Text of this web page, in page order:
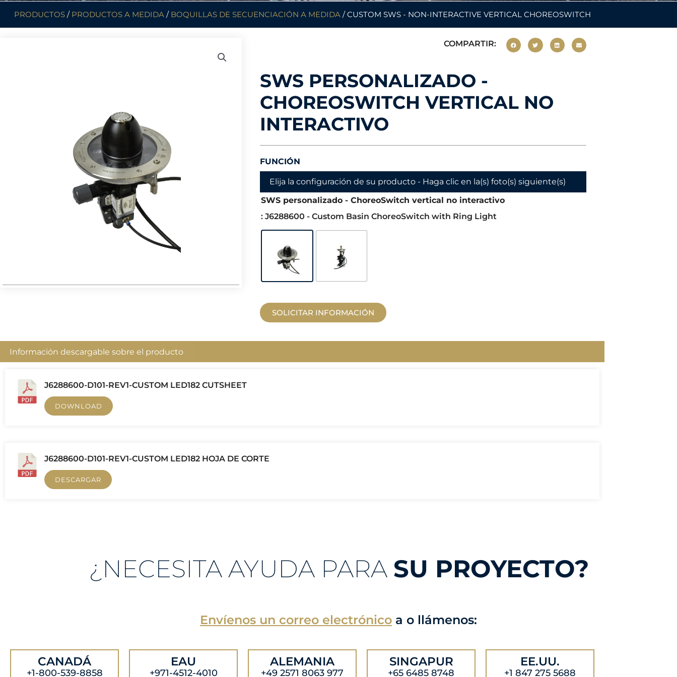
PRODUCTOS/ PRODUCTOS A MEDIDA/ BOQUILLAS DE SECUENCIACIÓN A MEDIDA/ CUSTOM SWS - NON-INTERACTIVE VERTICAL CHOREOSWITCH
COMPARTIR:
SWS PERSONALIZADO -
CHOREOSWITCH VERTICAL NO
INTERACTIVO
FUNCIÓN
Elija la configuración de su producto - Haga clic en la(s) foto(s) siguiente(s)
SWS personalizado - ChoreoSwitch vertical no interactivo
: J6288600 - Custom Basin ChoreoSwitch with Ring Light
SOLICITAR INFORMACIÓN
Información descargable sobre el producto
J6288600-D101-REV1-CUSTOM LED182 CUTSHEET
DOWNLOAD
J6288600-D101-REV1-CUSTOM LED182 HOJA DE CORTE
DESCARGAR
¿NECESITA AYUDA PARA SU PROYECTO?
Envíenos un correo electrónico a o llámenos:
CANADÁ
+1-800-539-8858
EAU
+971-4512-4010
ALEMANIA
+49 2571 8063 977
SINGAPUR
+65 6485 8748
EE.UU.
+1 847 275 5688